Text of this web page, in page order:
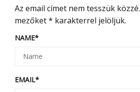
Az email címet nem tesszük közzé.
mezőket* karakterrel jelöljük.
NAME*
EMAIL*